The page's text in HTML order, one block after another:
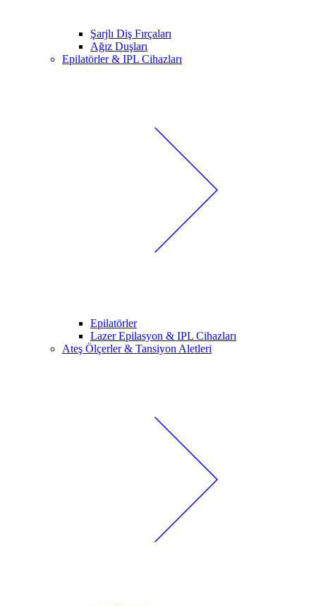
Şarjlı Diş Fırçaları
Ağız Duşları
Epilatörler & IPL Cihazları
Epilatörler
Lazer Epilasyon & IPL Cihazları
Ateş Ölçerler & Tansiyon Aletleri